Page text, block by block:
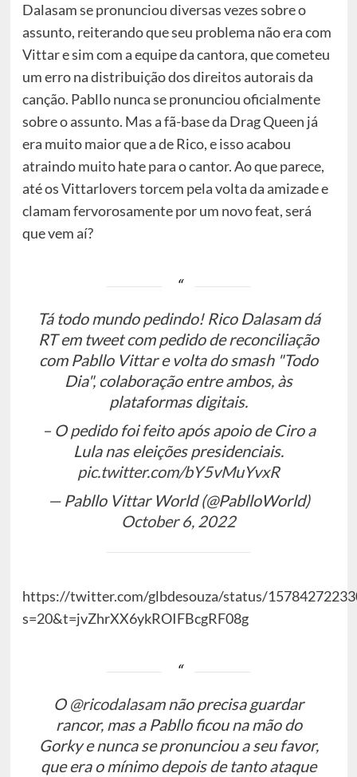
Dalasam se pronunciou diversas vezes sobre o
assunto, reiterando que seu problema não era com
Vittar e sim com a equipe da cantora, que cometeu
um erro na distribuição dos direitos autorais da
canção. Pabllo nunca se pronunciou oficialmente
sobre o assunto. Mas a fã-base da Drag Queen já
era muito maior que a de Rico, e isso acabou
atraindo muito hate para o cantor. Ao que parece,
até os Vittarlovers torcem pela volta da amizade e
clamam fervorosamente por um novo feat, será
que vem aí?
Tá todo mundo pedindo! Rico Dalasam dá
RT em tweet com pedido de reconciliação
com Pabllo Vittar e volta do smash "Todo
Dia", colaboração entre ambos, às
plataformas digitais.
– O pedido foi feito após apoio de Ciro a
Lula nas eleições presidenciais.
pic.twitter.com/bY5vMuYvxR
— Pabllo Vittar World (@PablloWorld)
October 6, 2022
https://twitter.com/glbdesouza/status/
s=20&t=jvZhrXX6ykROIFBcgRF08g
O @ricodalasamnão precisa guardar
rancor, mas a Pabllo ficou na mão do
Gorky e nunca se pronunciou a seu favor,
que era o mínimo depois de tanto ataque